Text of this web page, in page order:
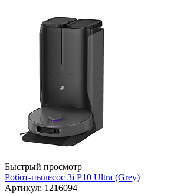
Быстрый просмотр
Робот-пылесос 3i P10 Ultra (Grey)
Артикул: 1216094